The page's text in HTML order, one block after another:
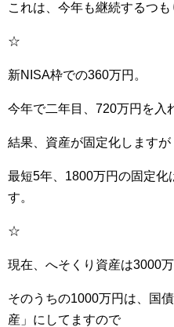
これは、今年も継続するつも
☆
新NISA枠での360万円。
今年で二年目、720万円を入
結果、資産が固定化しますが
最短5年、1800万円の固定化
す。
☆
現在、へそくり資産は3000万
そのうちの1000万円は、国
産」にしてますので